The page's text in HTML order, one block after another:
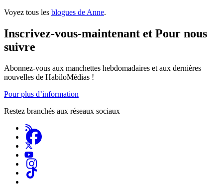
Voyez tous les blogues de Anne.
Inscrivez-vous-maintenant et Pour nous
suivre
Abonnez-vous aux manchettes hebdomadaires et aux dernières
nouvelles de HabiloMédias !
Pour plus d’information
Restez branchés aux réseaux sociaux